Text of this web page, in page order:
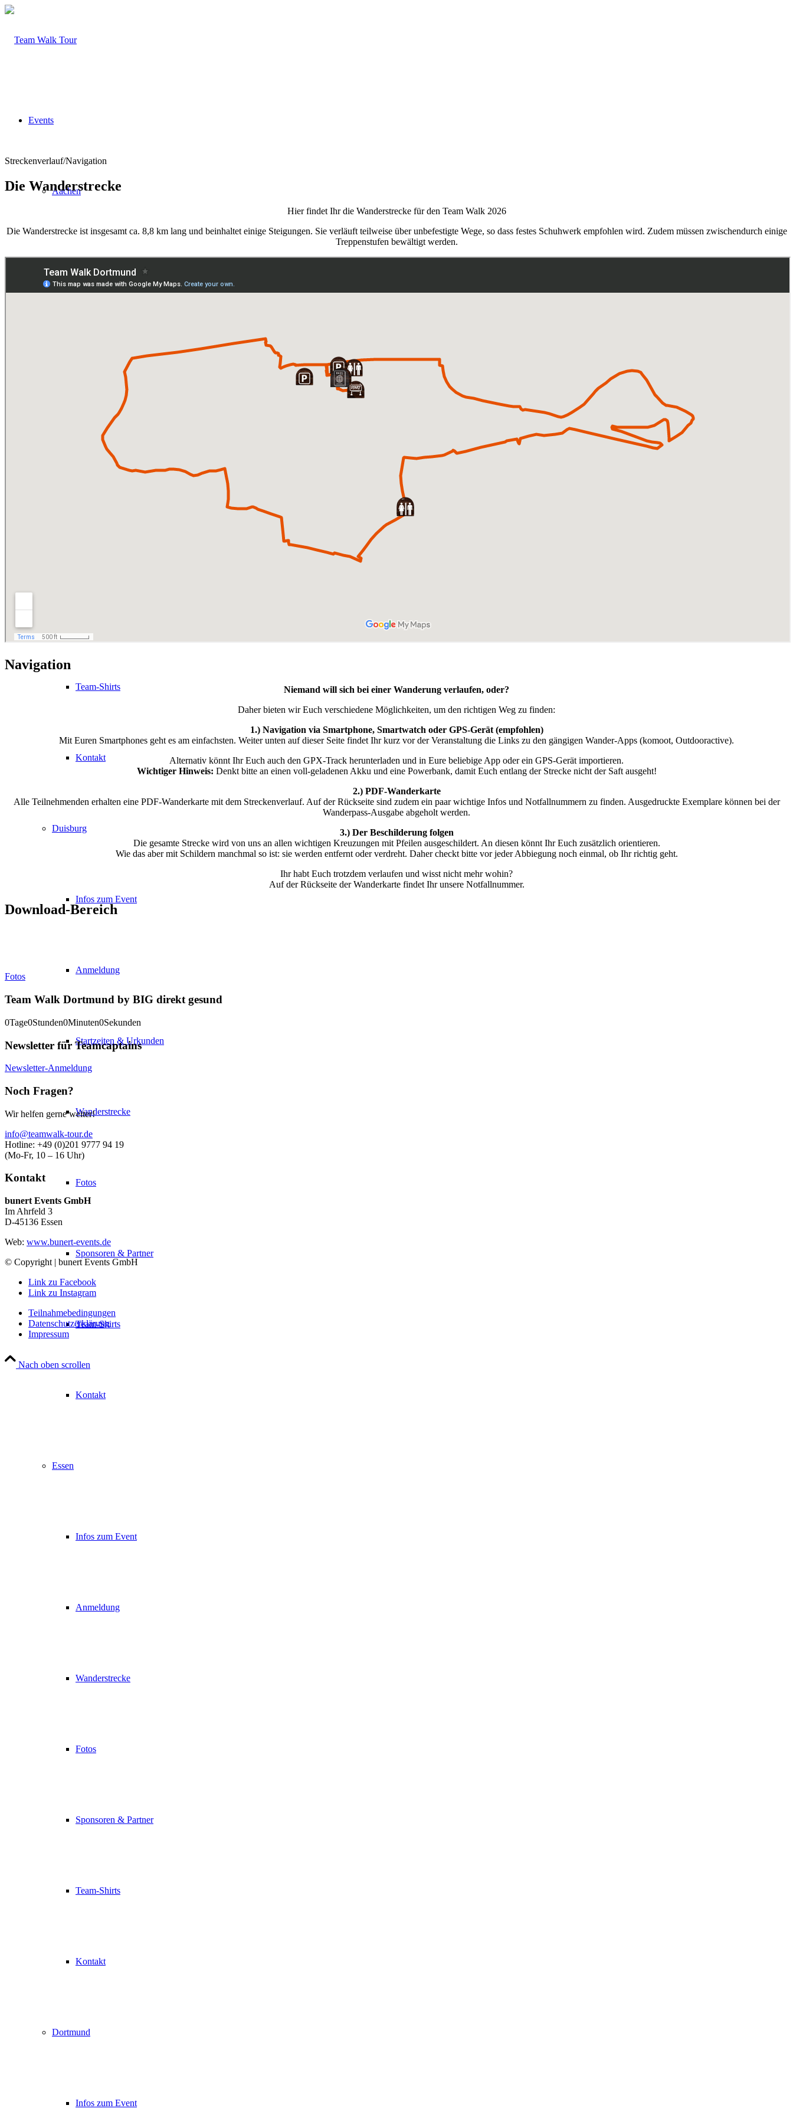
Events
Aachen
Startzeiten & Urkunden
Wanderstrecke
Team-Shirts
Kontakt
Duisburg
Infos zum Event
Anmeldung
Startzeiten & Urkunden
Wanderstrecke
Fotos
Sponsoren & Partner
Team-Shirts
Kontakt
Essen
Infos zum Event
Anmeldung
Wanderstrecke
Fotos
Sponsoren & Partner
Team-Shirts
Kontakt
Dortmund
Infos zum Event
Streckenverlauf/Navigation
Die Wanderstrecke
Hier findet Ihr die Wanderstrecke für den Team Walk 2026
Die Wanderstrecke ist insgesamt ca. 8,8 km lang und beinhaltet einige Steigungen. Sie verläuft teilweise über unbefestigte Wege, so dass festes Schuhwerk empfohlen wird. Zudem müssen zwischendurch einige
Treppenstufen bewältigt werden.
Navigation
Niemand will sich bei einer Wanderung verlaufen, oder?
Daher bieten wir Euch verschiedene Möglichkeiten, um den richtigen Weg zu finden:
1.) Navigation via Smartphone, Smartwatch oder GPS-Gerät (empfohlen)
Mit Euren Smartphones geht es am einfachsten. Weiter unten auf dieser Seite findet Ihr kurz vor der Veranstaltung die Links zu den gängigen Wander-Apps (komoot, Outdooractive).
Alternativ könnt Ihr Euch auch den GPX-Track herunterladen und in Eure beliebige App oder ein GPS-Gerät importieren.
Wichtiger Hinweis: Denkt bitte an einen voll-geladenen Akku und eine Powerbank, damit Euch entlang der Strecke nicht der Saft ausgeht!
2.) PDF-Wanderkarte
Alle Teilnehmenden erhalten eine PDF-Wanderkarte mit dem Streckenverlauf. Auf der Rückseite sind zudem ein paar wichtige Infos und Notfallnummern zu finden. Ausgedruckte Exemplare können bei der
Wanderpass-Ausgabe abgeholt werden.
3.) Der Beschilderung folgen
Die gesamte Strecke wird von uns an allen wichtigen Kreuzungen mit Pfeilen ausgeschildert. An diesen könnt Ihr Euch zusätzlich orientieren.
Wie das aber mit Schildern manchmal so ist: sie werden entfernt oder verdreht. Daher checkt bitte vor jeder Abbiegung noch einmal, ob Ihr richtig geht.
Ihr habt Euch trotzdem verlaufen und wisst nicht mehr wohin?
Auf der Rückseite der Wanderkarte findet Ihr unsere Notfallnummer.
Download-Bereich
Fotos
Team Walk Dortmund by BIG direkt gesund
0Tage0Stunden0Minuten0Sekunden
Newsletter für Teamcaptains
Newsletter-Anmeldung
Noch Fragen?
Wir helfen gerne weiter!
info@teamwalk-tour.de
Hotline: +49 (0)201 9777 94 19
(Mo-Fr, 10 – 16 Uhr)
Kontakt
bunert Events GmbH
Im Ahrfeld 3
D-45136 Essen
Web: www.bunert-events.de
© Copyright | bunert Events GmbH
Link zu Facebook
Link zu Instagram
Teilnahmebedingungen
Datenschutzerklärung
Impressum
Nach oben scrollen